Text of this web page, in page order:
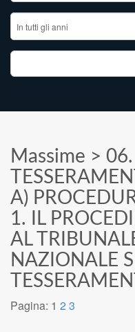
Massime >
A)
1. IL
AL
NAZIONALE
Pagina: 1 2 3